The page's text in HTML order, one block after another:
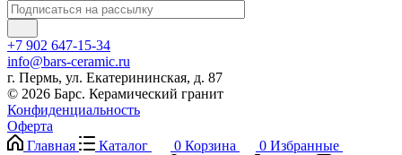
+7 902 647-15-34
info@bars-ceramic.ru
г. Пермь, ул. Екатерининская, д. 87
© 2026 Барс. Керамический гранит
Конфиденциальность
Оферта
Главная
Каталог 0 Корзина 0 Избранные